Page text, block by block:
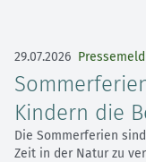
29.07.2026
Kindern die
Die Sommerferien
Zeit in der Natur zu